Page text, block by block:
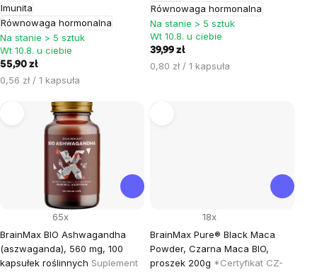
Imunita
Równowaga hormonalna
Na stanie > 5 sztuk
Wt 10.8. u ciebie
55,90 zł
Cena
0,56 zł / 1 kapsuła
Równowaga hormonalna
Na stanie > 5 sztuk
Wt 10.8. u ciebie
39,99 zł
Cena
0,80 zł / 1 kapsuła
BrainMax BIO Ashwagandha
(aszwaganda), 560 mg, 100
kapsułek roślinnych Suplement
65x
BrainMax Pure® Black Maca
Powder, Czarna Maca BIO,
proszek 200g *Certyfikat CZ-
18x